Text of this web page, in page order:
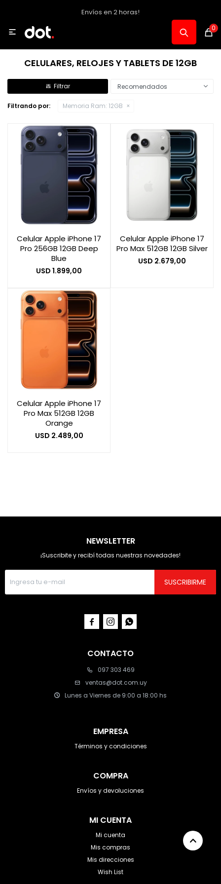
Envíos en 2 horas!
0

CELULARES, RELOJES Y TABLETS DE 12GB
Recomendados
Filtrando por: Memoria Ram: 12GB
Celular Apple iPhone 17
Pro 256GB 12GB Deep
Blue
USD 1.899,00
Celular Apple iPhone 17
Pro Max 512GB 12GB Silver
USD 2.679,00
Celular Apple iPhone 17
Pro Max 512GB 12GB
Orange
USD 2.489,00
CONTACTO
097 303 469
ventas@dot.com.uy
Lunes a Viernes de 9:00 a 18:00 hs
EMPRESA
Términos y condiciones
COMPRA
Envíos y devoluciones
MI CUENTA
Mi cuenta
Mis compras
Mis direcciones
Wish List
NEWSLETTER
¡Suscribite y recibí todas nuestras novedades!
SUSCRIBIRME
  
Notebooks y PC
Informática
Audio, Foto y Video
Consolas y Accesorios
Smart Home
Zona Home
Movilidad Eléctrica